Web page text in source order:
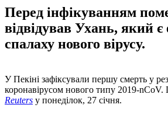
Перед інфікуванням
відвідував Ухань, який є
спалаху нового вірусу.
У Пекіні зафіксували першу смерть у
коронавірусом нового типу 2019-nCoV.
Reuters у понеділок, 27 січня.